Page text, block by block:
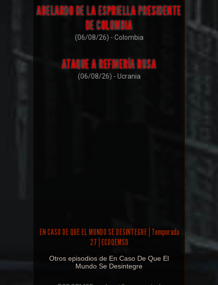
ABELARDO DE LA ESPRIELLA PRESIDENTE
DE COLOMBIA
(06/08/26) - Colombia
ATAQUE A REFINERÍA RUSA
(06/08/26) - Ucrania
EN CASO DE QUE EL MUNDO SE DESINTEGRE | Temporada
27 | ECDQEMSD
Otros episodios de En Caso De Que El
Mundo Se Desintegre